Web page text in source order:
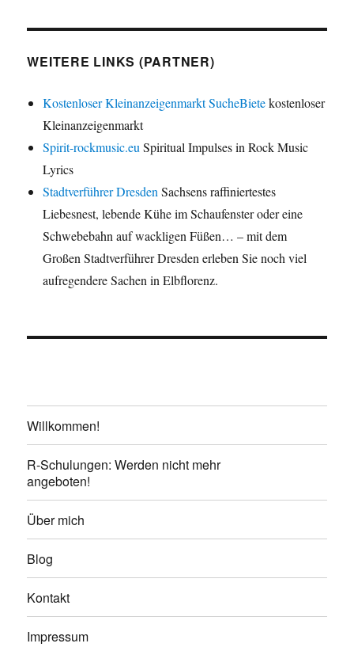
WEITERE LINKS (PARTNER)
Kostenloser Kleinanzeigenmarkt SucheBietekostenloser
Kleinanzeigenmarkt
Spirit-rockmusic.eu Spiritual Impulses in Rock Music
Lyrics
Stadtverführer Dresden Sachsens raffiniertestes
Liebesnest, lebende Kühe im Schaufenster oder eine
Schwebebahn auf wackligen Füßen… – mit dem
Großen Stadtverführer Dresden erleben Sie noch viel
aufregendere Sachen in Elbflorenz.
Willkommen!
R-Schulungen: Werden nicht mehr
angeboten!
Über mich
Blog
Kontakt
Impressum